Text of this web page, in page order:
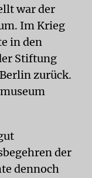
war der
Im Krieg
in den
Stiftung
zurück.
der
dennoch